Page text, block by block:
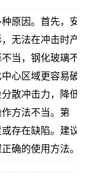
原因。首先，安
无法在冲击时产
当，钢化玻璃不
心区域更容易破
散冲击力，降低
方法不当。第
存在缺陷。建议
确的使用方法。